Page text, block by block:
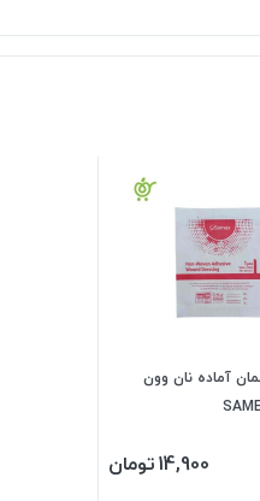
آماده نان وون
14,900تومان